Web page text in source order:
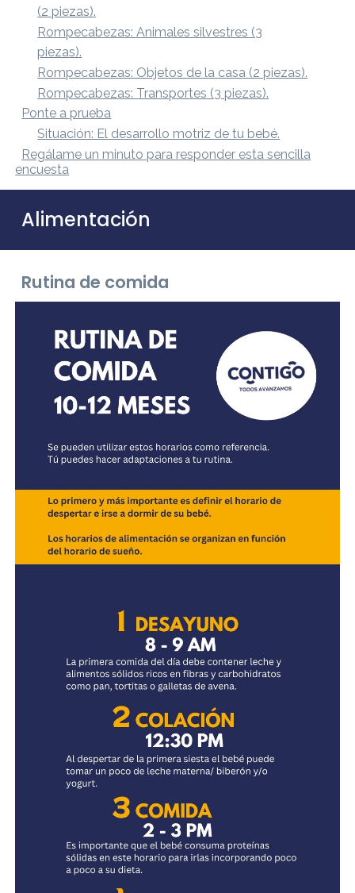
(2 piezas).
Rompecabezas: Animales silvestres (3
piezas).
Rompecabezas: Objetos de la casa (2 piezas).
Rompecabezas: Transportes (3 piezas).
Ponte a prueba
Situación: El desarrollo motriz de tu bebé.
Regálame un minuto para responder esta sencilla
encuesta
Alimentación
Rutina de comida